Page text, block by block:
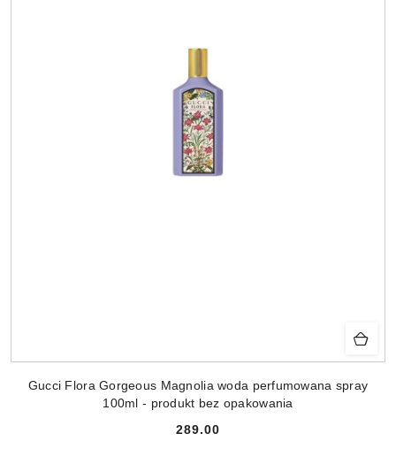
Gucci Flora Gorgeous Magnolia woda perfumowana spray
100ml - produkt bez opakowania
Cena:
289.00